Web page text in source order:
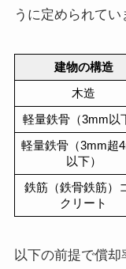
うに定められてい
建物の構造
木造
軽量鉄骨（3mm以
軽量鉄骨（3mm超
以下）
鉄筋（鉄骨鉄筋）
クリート
以下の前提で償却